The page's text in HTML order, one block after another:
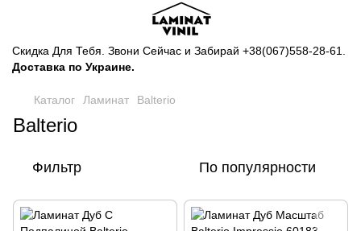
Скидка Для Тебя. Звони Сейчас и Забирай +38(067)558-28-61
Доставка по Украине.
Каталог Ламинат Balterio
Balterio
Фильтр По популярности